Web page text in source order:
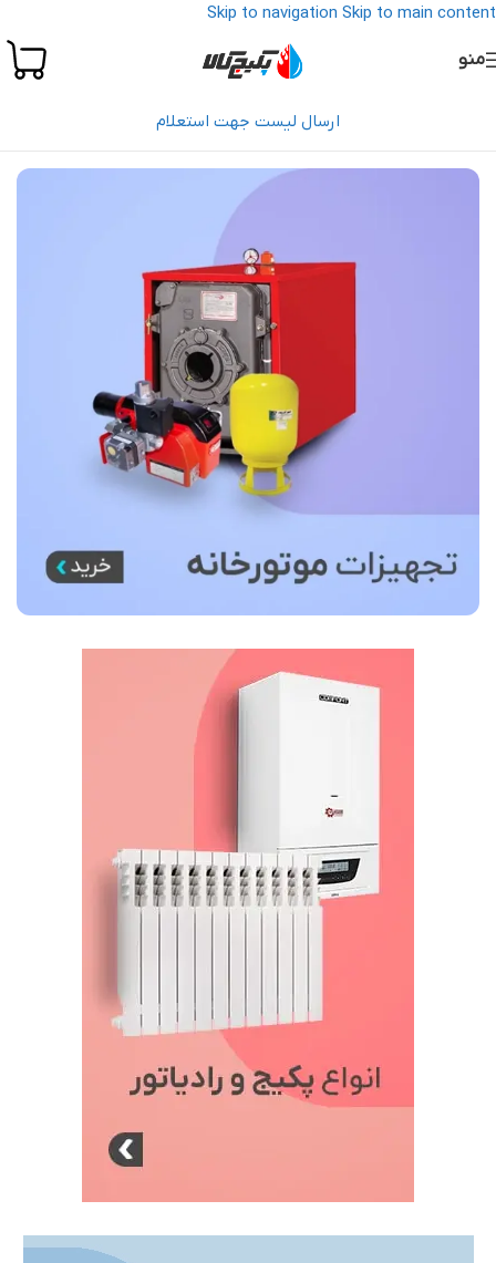
Skip to navigation Skip to main content
منو
ارسال لیست جهت استعلام